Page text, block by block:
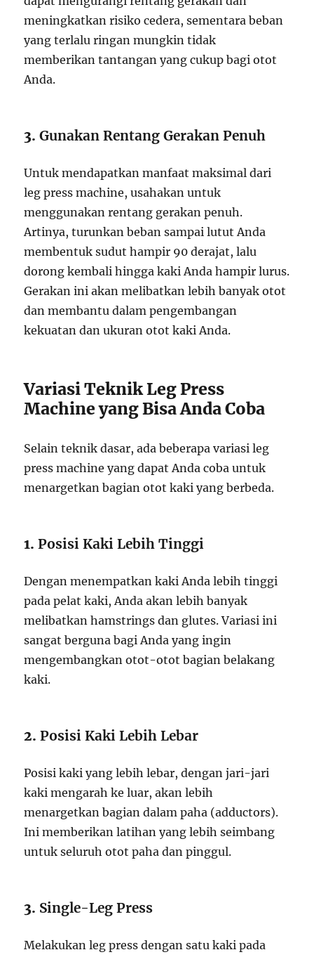
meningkatkan risiko cedera, sementara beban
yang terlalu ringan mungkin tidak
memberikan tantangan yang cukup bagi otot
Anda.
3.Gunakan Rentang Gerakan Penuh
Untuk mendapatkan manfaat maksimal dari
leg press machine, usahakan untuk
menggunakan rentang gerakan penuh.
Artinya, turunkan beban sampai lutut Anda
membentuk sudut hampir 90 derajat, lalu
dorong kembali hingga kaki Anda hampir lurus.
Gerakan ini akan melibatkan lebih banyak otot
dan membantu dalam pengembangan
kekuatan dan ukuran otot kaki Anda.
Variasi Teknik Leg Press
Machine yang Bisa Anda Coba
Selain teknik dasar, ada beberapa variasi leg
press machine yang dapat Anda coba untuk
menargetkan bagian otot kaki yang berbeda.
1.Posisi Kaki Lebih Tinggi
Dengan menempatkan kaki Anda lebih tinggi
pada pelat kaki, Anda akan lebih banyak
melibatkan hamstrings dan glutes. Variasi ini
sangat berguna bagi Anda yang ingin
mengembangkan otot-otot bagian belakang
kaki.
2.Posisi Kaki Lebih Lebar
Posisi kaki yang lebih lebar, dengan jari-jari
kaki mengarah ke luar, akan lebih
menargetkan bagian dalam paha (adductors).
Ini memberikan latihan yang lebih seimbang
untuk seluruh otot paha dan pinggul.
3. Single-Leg Press
Melakukan leg press dengan satu kaki pada